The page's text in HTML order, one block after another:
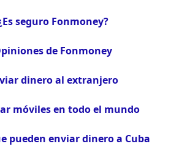
seguro Fonmoney?
de Fonmoney
dinero al extranjero
móviles en todo el mundo
pueden enviar dinero a Cuba